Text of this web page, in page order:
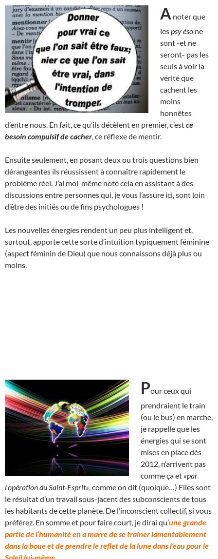
A noter que
lespsy éso ne
sont -et ne
seront- pas les
seuls à voir la
vérité que
cachent les
moins
honnêtes
d’entre nous. En fait, ce qu’ils décèlent en premier, c’estce
besoin compulsif de cacher , ce réflexe de mentir.
Ensuite seulement, en posant deux ou trois questions bien
dérangeantes ils réussissent à connaître rapidement le
problème réel. J’ai moi-même noté cela en assistant à des
discussions entre personnes qui, je vous l’assure ici, sont loin
d’être des initiés ou de fins psychologues !
Les nouvelles énergies rendent un peu plus intelligent et,
surtout, apporte cette sorte d’intuition typiquement féminine
(aspect féminin de Dieu) que nous connaissons déjà plus ou
moins.
Pour ceux qui
prendraient le train
(ou le bus) en marche,
je rappelle que les
énergies qui se sont
mises en place dès
2012, n’arrivent pas
comme ça et «par
l’opération du Saint-Esprit» , comme on dit (quoique…) Elles sont
le résultat d’un travail sous-jacent des subconscients de tous
les habitants de cette planète. De l’inconscient collectif, si vous
préférez. En somme et pour faire court, je dirai qu’une grande
partie de l’humanité en a marre de se trainer lamentablement
dans la boue et de prendre le reflet de la lune dans l’eau pour le
Soleil lui-même.